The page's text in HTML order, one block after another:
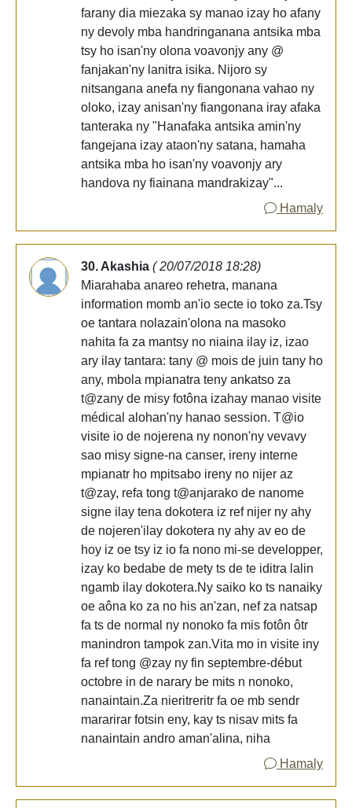
farany dia miezaka sy manao izay ho afany
ny devoly mba handringanana antsika mba
tsy ho isan'ny olona voavonjy any @
fanjakan'ny lanitra isika. Nijoro sy
nitsangana anefa ny fiangonana vahao ny
oloko, izay anisan'ny fiangonana iray afaka
tanteraka ny "Hanafaka antsika amin'ny
fangejana izay ataon'ny satana, hamaha
antsika mba ho isan'ny voavonjy ary
handova ny fiainana mandrakizay"...
Hamaly
30. Akashia ( 20/07/2018 18:28)
Miarahaba anareo rehetra, manana
information momb an'io secte io toko za.Tsy
oe tantara nolazain'olona na masoko
nahita fa za mantsy no niaina ilay iz, izao
ary ilay tantara: tany @ mois de juin tany ho
any, mbola mpianatra teny ankatso za
t@zany de misy fotôna izahay manao visite
médical alohan'ny hanao session. T@io
visite io de nojerena ny nonon'ny vevavy
sao misy signe-na canser, ireny interne
mpianatr ho mpitsabo ireny no nijer az
t@zay, refa tong t@anjarako de nanome
signe ilay tena dokotera iz ref nijer ny ahy
de nojeren'ilay dokotera ny ahy av eo de
hoy iz oe tsy iz io fa nono mi-se developper,
izay ko bedabe de mety ts de te iditra lalin
ngamb ilay dokotera.Ny saiko ko ts nanaiky
oe aôna ko za no his an'zan, nef za natsap
fa ts de normal ny nonoko fa mis fotôn ôtr
manindron tampok zan.Vita mo in visite iny
fa ref tong @zay ny fin septembre-début
octobre in de narary be mits n nonoko,
nanaintain.Za nieritreritr fa oe mb sendr
mararirar fotsin eny, kay ts nisav mits fa
nanaintain andro aman'alina, niha
Hamaly